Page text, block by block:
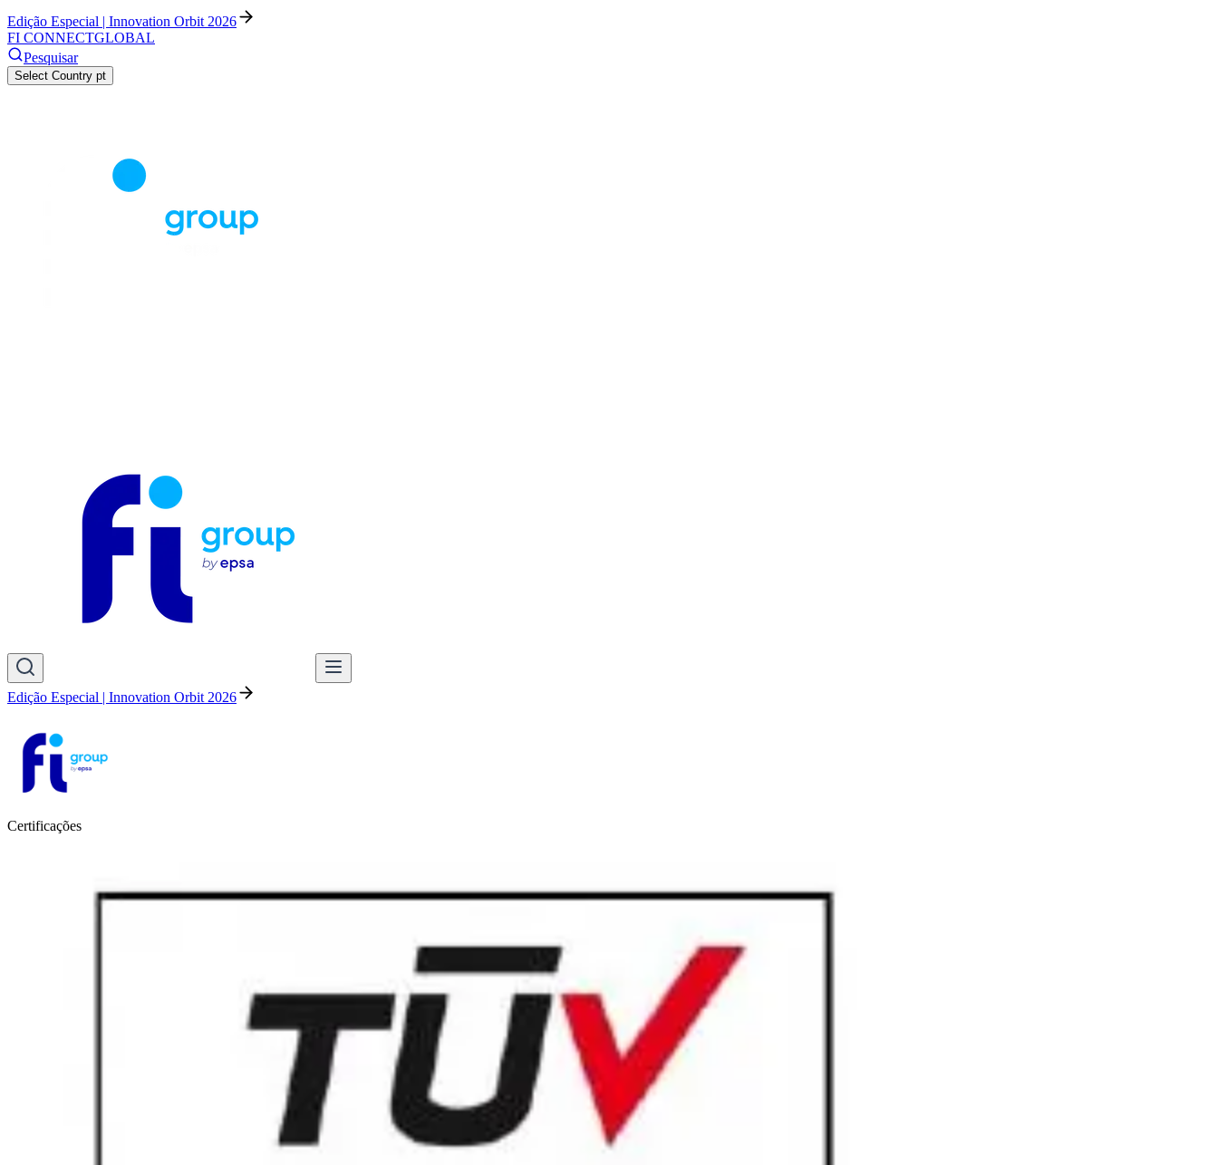
Edição Especial | Innovation Orbit 2026
FI CONNECTGLOBAL
Pesquisar
Select Country pt
Edição Especial | Innovation Orbit 2026
Certificações